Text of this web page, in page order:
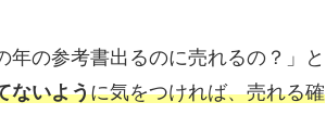
の参考書出るのに売れるの？」と
ないように気をつければ、売れる確